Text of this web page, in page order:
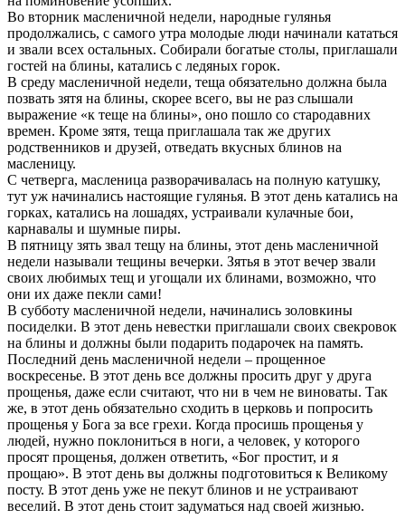
Во вторник масленичной недели, народные гулянья
продолжались, с самого утра молодые люди начинали кататься
и звали всех остальных. Собирали богатые столы, приглашали
гостей на блины, катались с ледяных горок.
В среду масленичной недели, теща обязательно должна была
позвать зятя на блины, скорее всего, вы не раз слышали
выражение «к теще на блины», оно пошло со стародавних
времен. Кроме зятя, теща приглашала так же других
родственников и друзей, отведать вкусных блинов на
масленицу.
С четверга, масленица разворачивалась на полную катушку,
тут уж начинались настоящие гулянья. В этот день катались на
горках, катались на лошадях, устраивали кулачные бои,
карнавалы и шумные пиры.
В пятницу зять звал тещу на блины, этот день масленичной
недели называли тещины вечерки. Зятья в этот вечер звали
своих любимых тещ и угощали их блинами, возможно, что
они их даже пекли сами!
В субботу масленичной недели, начинались золовкины
посиделки. В этот день невестки приглашали своих свекровок
на блины и должны были подарить подарочек на память.
Последний день масленичной недели – прощенное
воскресенье. В этот день все должны просить друг у друга
прощенья, даже если считают, что ни в чем не виноваты. Так
же, в этот день обязательно сходить в церковь и попросить
прощенья у Бога за все грехи. Когда просишь прощенья у
людей, нужно поклониться в ноги, а человек, у которого
просят прощенья, должен ответить, «Бог простит, и я
прощаю». В этот день вы должны подготовиться к Великому
посту. В этот день уже не пекут блинов и не устраивают
веселий. В этот день стоит задуматься над своей жизнью.